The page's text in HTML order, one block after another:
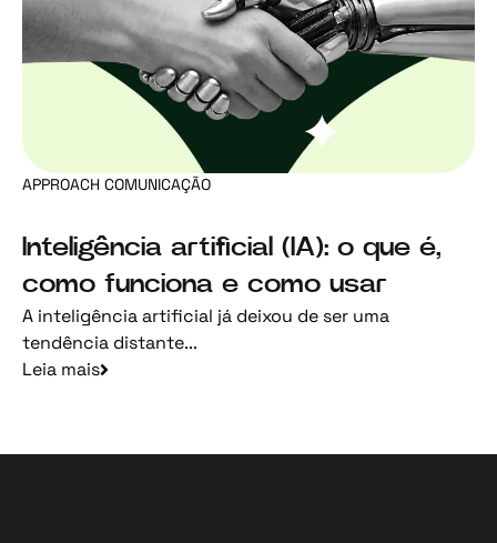
APPROACH COMUNICAÇÃO
Inteligência artificial (IA): o que é,
como funciona e como usar
A inteligência artificial já deixou de ser uma
tendência distante...
Leia mais